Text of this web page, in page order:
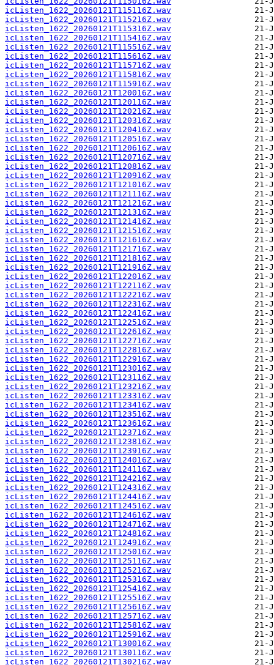
icListen_1622_20260121T115116Z.wav
icListen_1622_20260121T115216Z.wav
icListen_1622_20260121T115316Z.wav
icListen_1622_20260121T115416Z.wav
icListen_1622_20260121T115516Z.wav
icListen_1622_20260121T115616Z.wav
icListen_1622_20260121T115716Z.wav
icListen_1622_20260121T115816Z.wav
icListen_1622_20260121T115916Z.wav
icListen_1622_20260121T120016Z.wav
icListen_1622_20260121T120116Z.wav
icListen_1622_20260121T120216Z.wav
icListen_1622_20260121T120316Z.wav
icListen_1622_20260121T120416Z.wav
icListen_1622_20260121T120516Z.wav
icListen_1622_20260121T120616Z.wav
icListen_1622_20260121T120716Z.wav
icListen_1622_20260121T120816Z.wav
icListen_1622_20260121T120916Z.wav
icListen_1622_20260121T121016Z.wav
icListen_1622_20260121T121116Z.wav
icListen_1622_20260121T121216Z.wav
icListen_1622_20260121T121316Z.wav
icListen_1622_20260121T121416Z.wav
icListen_1622_20260121T121516Z.wav
icListen_1622_20260121T121616Z.wav
icListen_1622_20260121T121716Z.wav
icListen_1622_20260121T121816Z.wav
icListen_1622_20260121T121916Z.wav
icListen_1622_20260121T122016Z.wav
icListen_1622_20260121T122116Z.wav
icListen_1622_20260121T122216Z.wav
icListen_1622_20260121T122316Z.wav
icListen_1622_20260121T122416Z.wav
icListen_1622_20260121T122516Z.wav
icListen_1622_20260121T122616Z.wav
icListen_1622_20260121T122716Z.wav
icListen_1622_20260121T122816Z.wav
icListen_1622_20260121T122916Z.wav
icListen_1622_20260121T123016Z.wav
icListen_1622_20260121T123116Z.wav
icListen_1622_20260121T123216Z.wav
icListen_1622_20260121T123316Z.wav
icListen_1622_20260121T123416Z.wav
icListen_1622_20260121T123516Z.wav
icListen_1622_20260121T123616Z.wav
icListen_1622_20260121T123716Z.wav
icListen_1622_20260121T123816Z.wav
icListen_1622_20260121T123916Z.wav
icListen_1622_20260121T124016Z.wav
icListen_1622_20260121T124116Z.wav
icListen_1622_20260121T124216Z.wav
icListen_1622_20260121T124316Z.wav
icListen_1622_20260121T124416Z.wav
icListen_1622_20260121T124516Z.wav
icListen_1622_20260121T124616Z.wav
icListen_1622_20260121T124716Z.wav
icListen_1622_20260121T124816Z.wav
icListen_1622_20260121T124916Z.wav
icListen_1622_20260121T125016Z.wav
icListen_1622_20260121T125116Z.wav
icListen_1622_20260121T125216Z.wav
icListen_1622_20260121T125316Z.wav
icListen_1622_20260121T125416Z.wav
icListen_1622_20260121T125516Z.wav
icListen_1622_20260121T125616Z.wav
icListen_1622_20260121T125716Z.wav
icListen_1622_20260121T125816Z.wav
icListen_1622_20260121T125916Z.wav
icListen_1622_20260121T130016Z.wav
icListen_1622_20260121T130116Z.wav
icListen_1622_20260121T130216Z.wav